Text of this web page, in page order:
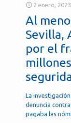
2 enero, 2023
Al
Sevilla,
por el
La
denuncia
pagaba las